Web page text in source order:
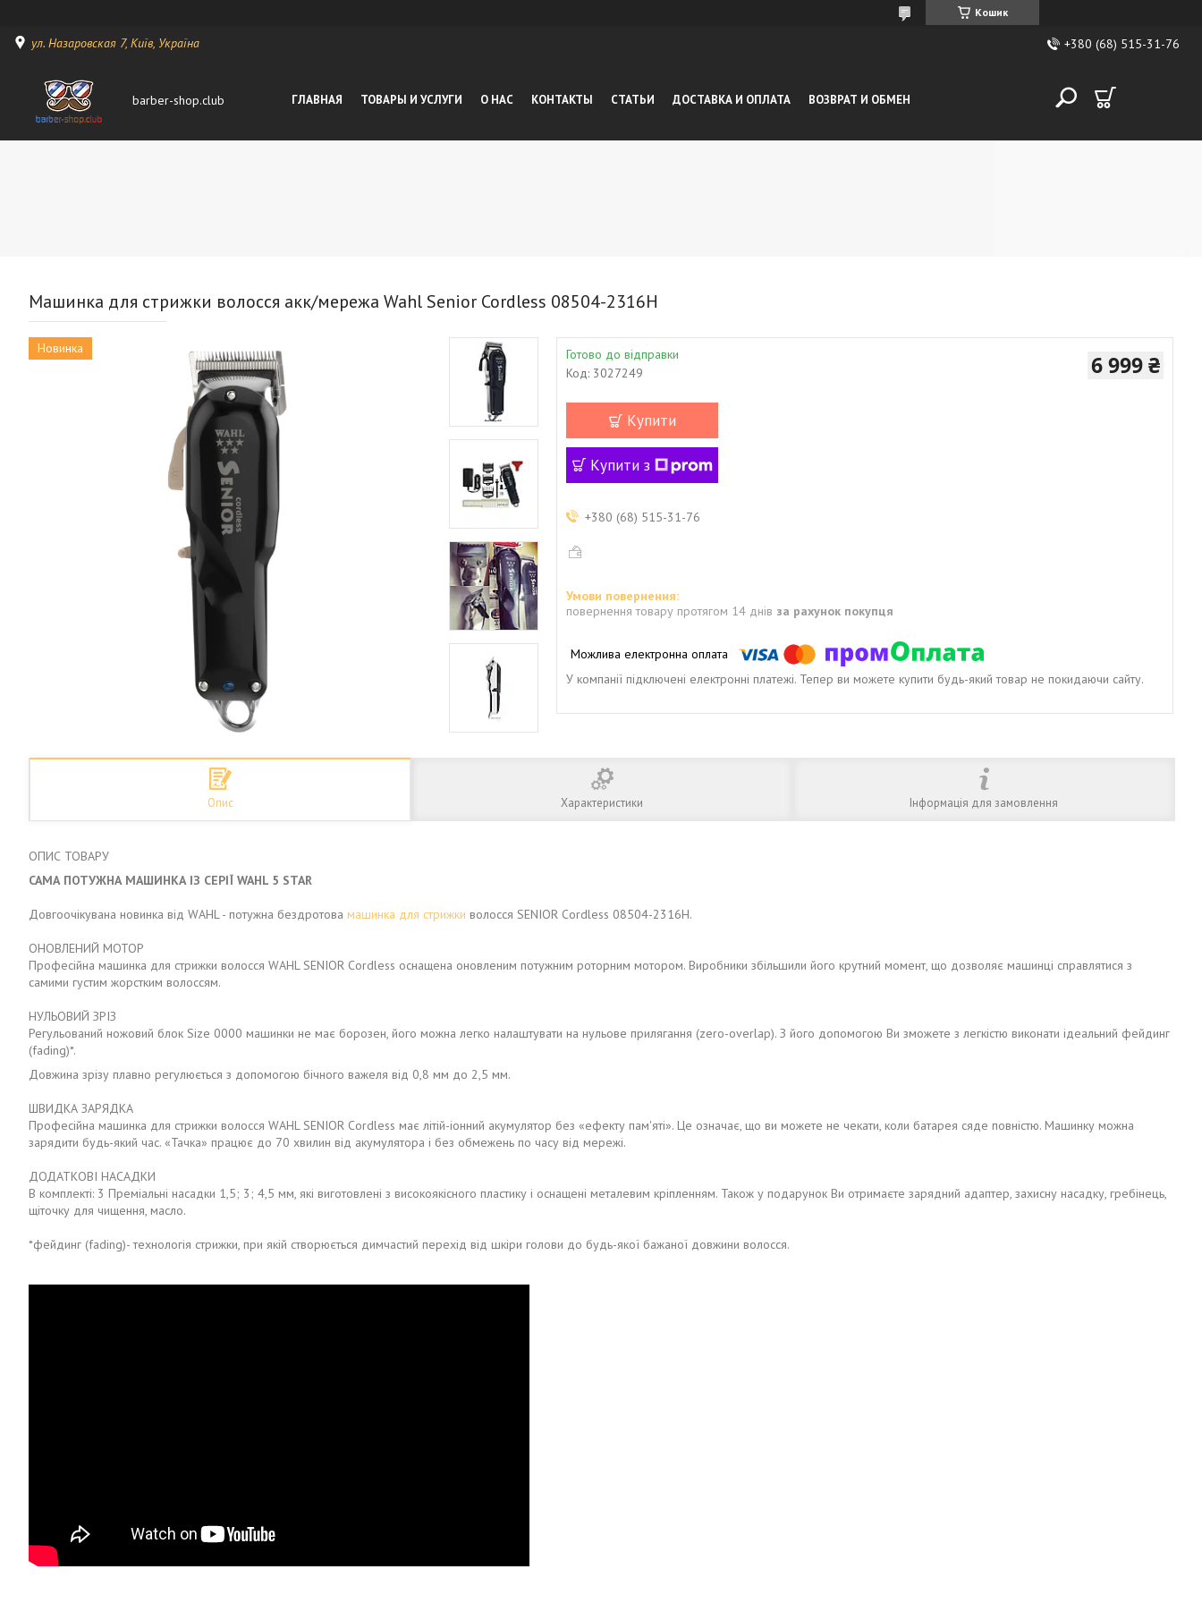
Кошик
ул. Назаровская 7, Київ, Україна +380 (68) 515-31-76
barber-shop.club ГЛАВНАЯ ТОВАРЫ И УСЛУГИ О НАС КОНТАКТЫ СТАТЬИ ДОСТАВКА И ОПЛАТА ВОЗВРАТ И ОБМЕН
Машинка для стрижки волосся акк/мережа Wahl Senior Cordless 08504-2316H
Новинка
Готово до відправки
Код: 3027249 6 999 ₴
Купити
Купити з
+380 (68) 515-31-76
повернення товару протягом 14 днів за рахунок покупця
У компанії підключені електронні платежі. Тепер ви можете купити будь-який товар не покидаючи сайту.
Опис Характеристики Інформація для замовлення
ОПИС ТОВАРУ
САМА ПОТУЖНА МАШИНКА ІЗ СЕРІЇ WAHL 5 STAR
Довгоочікувана новинка від WAHL - потужна бездротова машинка для стрижки волосся SENIOR Cordless 08504-2316H.
ОНОВЛЕНИЙ МОТОР
Професійна машинка для стрижки волосся WAHL SENIOR Cordless оснащена оновленим потужним роторним мотором. Виробники збільшили його крутний момент, що дозволяє машинці справлятися з
самими густим жорстким волоссям.
НУЛЬОВИЙ ЗРІЗ
Регульований ножовий блок Size 0000 машинки не має борозен, його можна легко налаштувати на нульове прилягання (zero-overlap). З його допомогою Ви зможете з легкістю виконати ідеальний фейдинг
(fading)*.
Довжина зрізу плавно регулюється з допомогою бічного важеля від 0,8 мм до 2,5 мм.
ШВИДКА ЗАРЯДКА
Професійна машинка для стрижки волосся WAHL SENIOR Cordless має літій-іонний акумулятор без «ефекту пам'яті». Це означає, що ви можете не чекати, коли батарея сяде повністю. Машинку можна
зарядити будь-який час. «Тачка» працює до 70 хвилин від акумулятора і без обмежень по часу від мережі.
ДОДАТКОВІ НАСАДКИ
В комплекті: 3 Преміальні насадки 1,5; 3; 4,5 мм, які виготовлені з високоякісного пластику і оснащені металевим кріпленням. Також у подарунок Ви отримаєте зарядний адаптер, захисну насадку, гребінець,
щіточку для чищення, масло.
*фейдинг (fading)- технологія стрижки, при якій створюється димчастий перехід від шкіри голови до будь-якої бажаної довжини волосся.